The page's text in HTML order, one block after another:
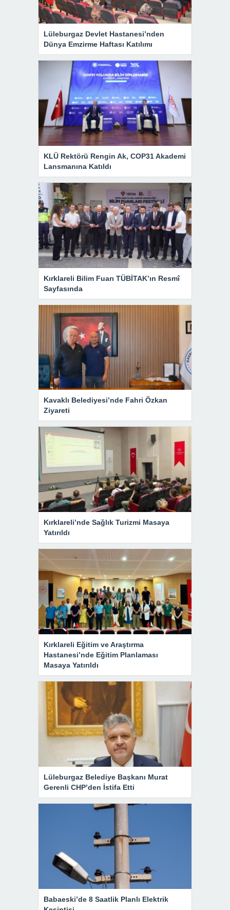
Lüleburgaz Devlet Hastanesi’nden
Dünya Emzirme Haftası Katılımı
KLÜ Rektörü Rengin Ak, COP31 Akademi
Lansmanına Katıldı
Kırklareli Bilim Fuarı TÜBİTAK’ın Resmî
Sayfasında
Kavaklı Belediyesi’nde Fahri Özkan
Ziyareti
Kırklareli’nde Sağlık Turizmi Masaya
Yatırıldı
Kırklareli Eğitim ve Araştırma
Hastanesi’nde Eğitim Planlaması
Masaya Yatırıldı
Lüleburgaz Belediye Başkanı Murat
Gerenli CHP’den İstifa Etti
Babaeski’de 8 Saatlik Planlı Elektrik